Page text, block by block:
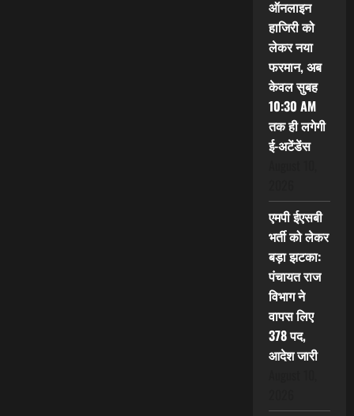
ऑनलाइन
हाजिरी को
लेकर नया
फरमान, अब
केवल सुबह
10:30 AM
तक ही लगेगी
ई-अटेंडेंस
एमपी ईएसबी
भर्ती को लेकर
बड़ा झटका:
पंचायत राज
विभाग ने
वापस लिए
378 पद,
आदेश जारी